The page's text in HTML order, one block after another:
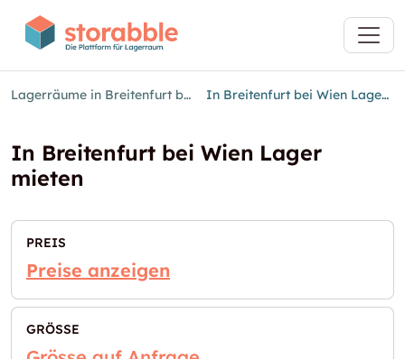
Lagerräume in Breitenfurt bei Wien In Breitenfurt bei Wien Lager mieten
In Breitenfurt bei Wien Lager
mieten
PREIS
Preise anzeigen
GRÖSSE